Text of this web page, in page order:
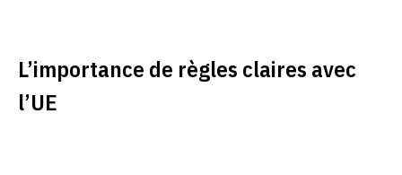
L’importance de règles claires avec
l’UE